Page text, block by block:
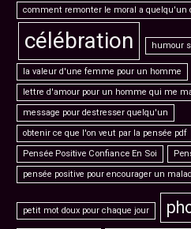
comment remonter le moral a quelqu'un
célébration humour
la valeur d'une femme pour un homme
lettre d'amour pour un homme qui me
message pour destresser quelqu'un
obtenir ce que l'on veut par la pensée pdf
Pensée Positive Confiance En Soi
pensée positive pour encourager un
petit mot doux pour chaque jour